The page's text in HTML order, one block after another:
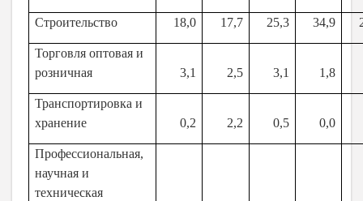
Строительство 18,0 17,7 25,3 34,9
Торговля оптовая и
розничная
3,1 2,5 3,1 1,8
Транспортировка и
хранение
0,2 2,2 0,5 0,0
Профессиональная,
научная и
техническая